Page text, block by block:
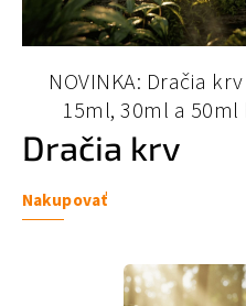
Dračia krv
NOVINKA: Dračia
15ml, 30ml a
Nakupovať